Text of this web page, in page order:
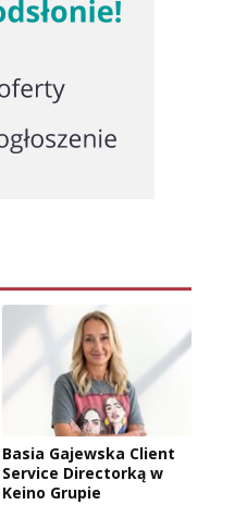
Basia Gajewska Client
Service Directorką w
Keino Grupie